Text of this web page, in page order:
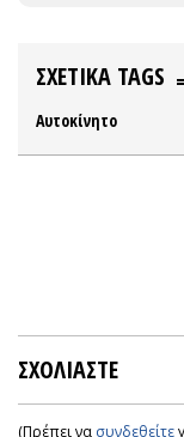
ΣΧΕΤΙΚΑ TAGS
Αυτοκίνητο
ΣΧΟΛΙΑΣΤΕ
(Πρέπει να συνδεθείτε